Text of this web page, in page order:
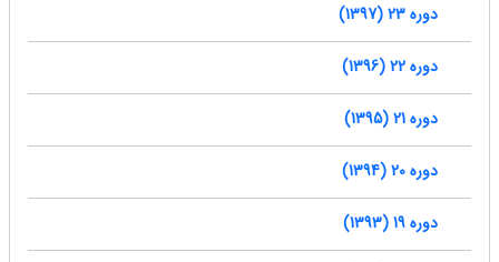
دوره 23 (1397)
دوره 22 (1396)
دوره 21 (1395)
دوره 20 (1394)
دوره 19 (1393)